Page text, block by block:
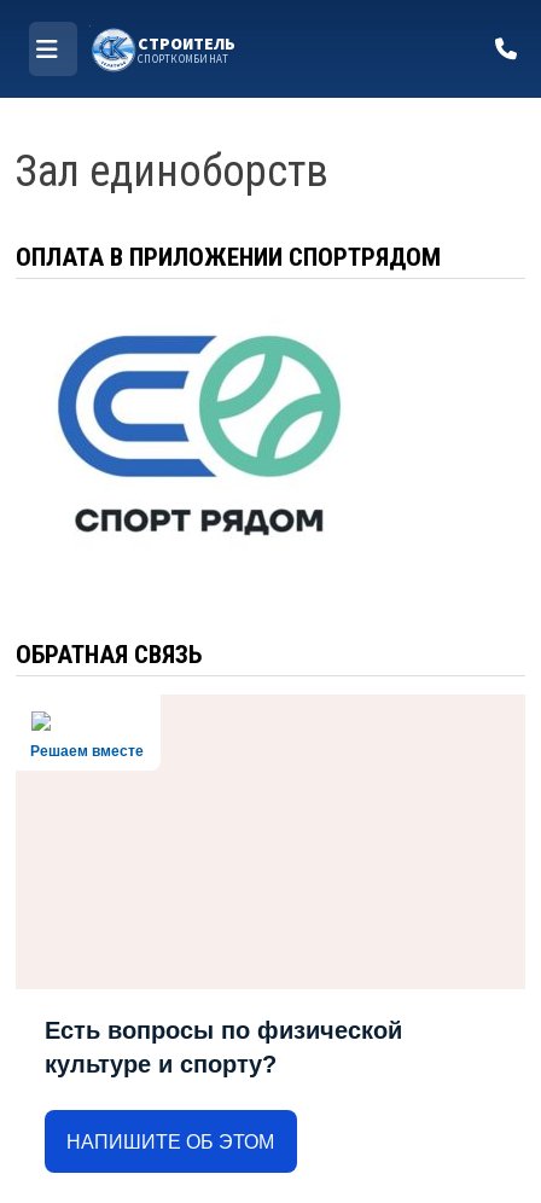
содержимому
МЕНЮ
СТРОИТЕЛЬ
СПОРТКОМБИНАТ
Зал единоборств
ОПЛАТА В ПРИЛОЖЕНИИ СПОРТРЯДОМ
ОБРАТНАЯ СВЯЗЬ
Решаем вместе
Есть вопросы по физической
культуре и спорту?
НАПИШИТЕ ОБ ЭТОМ